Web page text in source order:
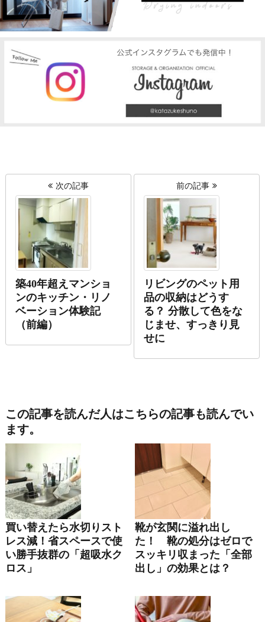
次の記事
築40年超えマンショ
ンのキッチン・リノ
ベーション体験記
（前編）
前の記事
リビングのペット用
品の収納はどうす
る？ 分散して色をな
じませ、すっきり見
せに
この記事を読んだ人はこちらの記事も読んでい
ます。
買い替えたら水切りスト
レス減！省スペースで使
い勝手抜群の「超吸水ク
ロス」
靴が玄関に溢れ出し
た！ 靴の処分はゼロで
スッキリ収まった「全部
出し」の効果とは？